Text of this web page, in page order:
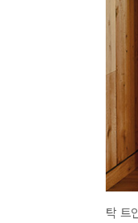
탁 트